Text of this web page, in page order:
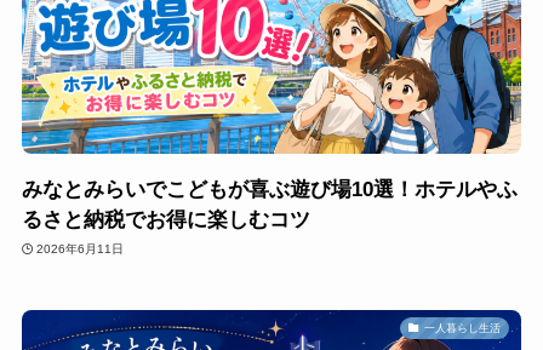
みなとみらいでこどもが喜ぶ遊び場10選！ホテルやふ
るさと納税でお得に楽しむコツ
2026年6月11日
一人暮らし生活